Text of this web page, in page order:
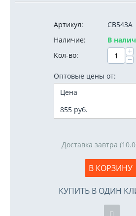
Артикул:
CB543A
Наличие:
В
Кол-во:
+
−
Оптовые цены от:
Цена
855 руб.
Доставка завтра
В КОРЗИНУ
КУПИТЬ В ОДИН